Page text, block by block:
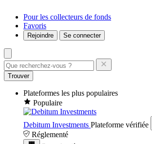
Pour les collecteurs de fonds
Favoris
Rejoindre Se connecter
Trouver
Plateformes les plus populaires
Populaire
Debitum Investments Plateforme vérifiée
Réglementé